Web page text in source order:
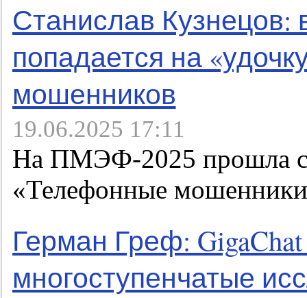
Станислав Кузнецов:
попадается на
мошенников
19.06.2025 17:11
На ПМЭФ-2025 прошла
«Телефонные
Герман Греф:
многоступенчатые